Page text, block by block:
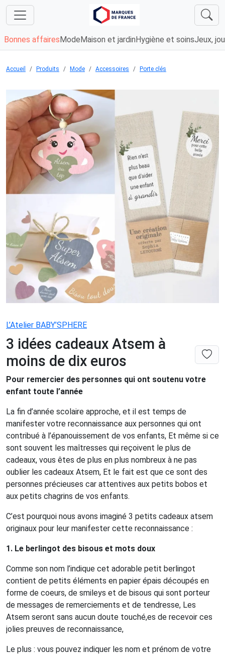
Bonnes affaires Mode Maison et jardin Hygiène et soinsJeux,
Accueil Produits Mode Accessoires Porte clés
L’Atelier BABY’SPHERE
3 idées cadeaux Atsem à
moins de dix euros
Pour remercier des personnes qui ont soutenu votre
enfant toute l’année
La fin d’année scolaire approche, et il est temps de
manifester votre reconnaissance aux personnes qui ont
contribué à l’épanouissement de vos enfants, Et même si ce
sont souvent les maîtresses qui reçoivent le plus de
cadeaux, vous êtes de plus en plus nombreux à ne pas
oublier les cadeaux Atsem, Et le fait est que ce sont des
personnes précieuses car attentives aux petits bobos et
aux petits chagrins de vos enfants.
C’est pourquoi nous avons imaginé 3 petits cadeaux atsem
originaux pour leur manifester cette reconnaissance :
1. Le berlingot des bisous et mots doux
Comme son nom l’indique cet adorable petit berlingot
contient de petits éléments en papier épais découpés en
forme de coeurs, de smileys et de bisous qui sont porteur
de messages de remerciements et de tendresse, Les
Atsem seront sans aucun doute touché,es de recevoir ces
jolies preuves de reconnaissance,
Le plus : vous pouvez indiquer les nom et prénom de votre